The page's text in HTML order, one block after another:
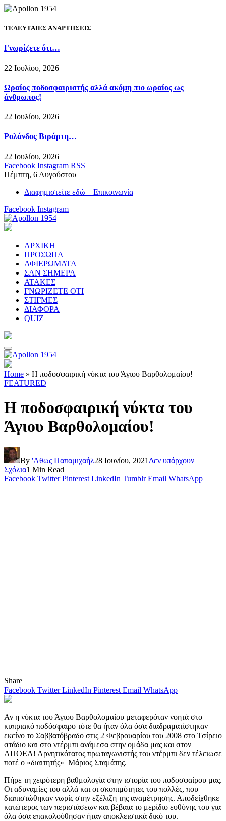
ΤΕΛΕΥΤΑΙΕΣ ΑΝΑΡΤΗΣΕΙΣ
Γνωρίζετε ότι…
22 Ιουλίου, 2026
Ωραίος ποδοσφαιριστής αλλά ακόμη πιο ωραίος ως
άνθρωπος!
22 Ιουλίου, 2026
Ρολάνδος Βιράρτη…
22 Ιουλίου, 2026
Facebook Instagram RSS
Πέμπτη, 6 Αυγούστου
Διαφημιστείτε εδώ – Επικοινωνία
Facebook Instagram
ΑΡΧΙΚΗ
ΠΡΟΣΩΠΑ
ΑΦΙΕΡΩΜΑΤΑ
ΣΑΝ ΣΗΜΕΡΑ
ΑΤΑΚΕΣ
ΓΝΩΡΙΖΕΤΕ ΟΤΙ
ΣΤΙΓΜΕΣ
ΔΙΑΦΟΡΑ
QUIZ
Home » H ποδοσφαιρική νύκτα του Άγιου Βαρθολομαίου!
FEATURED
H ποδοσφαιρική νύκτα του
Άγιου Βαρθολομαίου!
By 'Αθως Παπαμιχαήλ28 Ιουνίου, 2021 Δεν υπάρχουν
Σχόλια1 Min Read
Facebook Twitter Pinterest LinkedIn Tumblr Email WhatsApp
Share
Facebook Twitter LinkedIn Pinterest Email WhatsApp
Αν η νύκτα του Άγιου Βαρθολομαίου μεταφερόταν νοητά στο
κυπριακό ποδόσφαιρο τότε θα ήταν όλα όσα διαδραματίστηκαν
εκείνο το Σαββατόβραδο στις 2 Φεβρουαρίου του 2008 στο Τσίρειο
στάδιο και στο ντέρμπι ανάμεσα στην ομάδα μας και στον
ΑΠΟΕΛ! Αρνητικότατος πρωταγωνιστής του ντέρμπι δεν τέλειωσε
ποτέ ο «διαιτητής» Μάριος Σταμάτης.
Πήρε τη χειρότερη βαθμολογία στην ιστορία του ποδοσφαίρου μας.
Οι αδυναμίες του αλλά και οι σκοπιμότητες του πολλές, που
διαπιστώθηκαν νωρίς στην εξέλιξη της αναμέτρησης. Αποδείχθηκε
κατώτερος των περιστάσεων και βέβαια το μερίδιο ευθύνης του για
όλα όσα επακολούθησαν ήταν αποκλειστικά δικό του.